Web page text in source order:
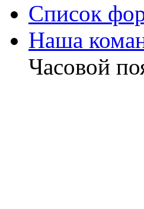
Список
Наша
Часовой